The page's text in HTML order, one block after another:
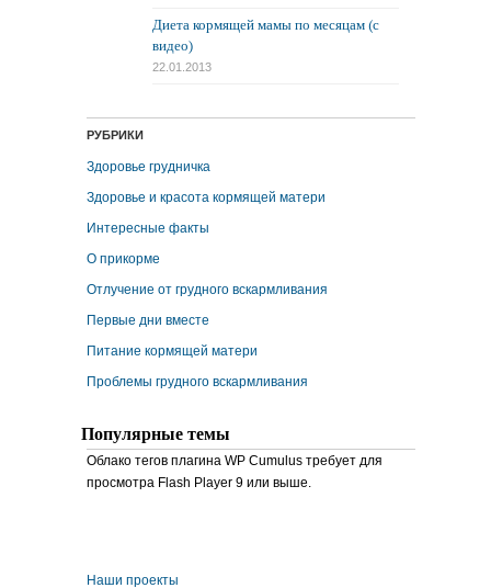
Диета кормящей мамы по месяцам (с
видео)
22.01.2013
РУБРИКИ
Здоровье грудничка
Здоровье и красота кормящей матери
Интересные факты
О прикорме
Отлучение от грудного вскармливания
Первые дни вместе
Питание кормящей матери
Проблемы грудного вскармливания
Популярные темы
Облако тегов плагина WP Cumulus требует для
просмотра Flash Player 9 или выше.
Наши проекты